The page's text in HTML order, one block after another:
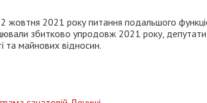
жовтня 2021 року питання подальшого
збитково упродовж 2021 року, депутати
та майнових відносин.